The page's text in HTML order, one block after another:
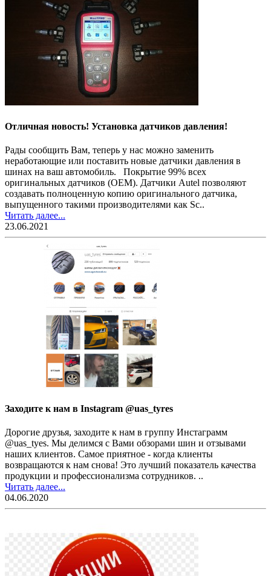
Отличная новость! Установка датчиков давления!
Рады сообщить Вам, теперь у нас можно заменить
неработающие или поставить новые датчики давления в
шинах на ваш автомобиль. Покрытие 99% всех
оригинальных датчиков (OEM). Датчики Autel позволяют
создавать полноценную копию оригинального датчика,
выпущенного такими производителями как Sc..
Читать далее...
23.06.2021
Заходите к нам в Instagram @uas_tyres
Дорогие друзья, заходите к нам в группу Инстаграмм
@uas_tyes. Мы делимся с Вами обзорами шин и отзывами
наших клиентов. Самое приятное - когда клиенты
возвращаются к нам снова! Это лучший показатель качества
продукции и профессионализма сотрудников. ..
Читать далее...
04.06.2020